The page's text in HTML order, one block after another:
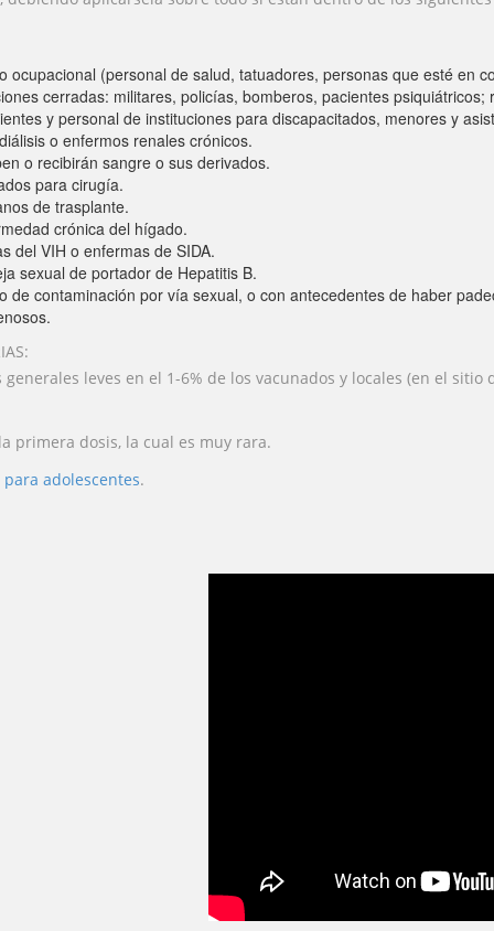
ocupacional (personal de salud, tatuadores, personas que esté en
cerradas: militares, policías, bomberos, pacientes
y personal de instituciones para discapacitados, menores y
o enfermos renales crónicos.
o recibirán sangre o sus derivados.
para cirugía.
de trasplante.
crónica del hígado.
del VIH o enfermas de SIDA.
sexual de portador de Hepatitis B.
de contaminación por vía sexual, o con antecedentes de haber
leves en el 1-6% de los vacunados y locales (en el sitio
primera dosis, la cual es muy rara.
para adolescentes.